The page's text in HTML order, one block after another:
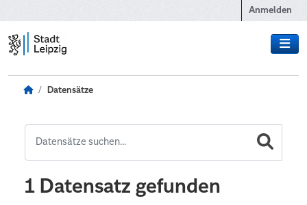
Anmelden
Datensätze
1 Datensatz gefunden